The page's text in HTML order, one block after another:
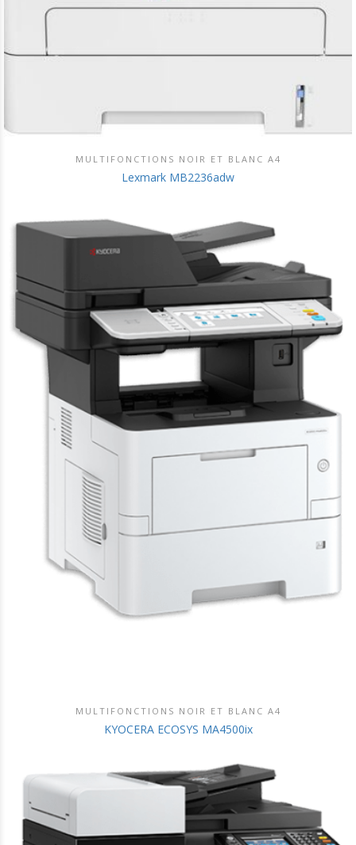
DÉCOUVRIR CE PRODUIT
MULTIFONCTIONS NOIR ET BLANC A4
Lexmark MB2236adw
DÉCOUVRIR CE PRODUIT
MULTIFONCTIONS NOIR ET BLANC A4
KYOCERA ECOSYS MA4500ix